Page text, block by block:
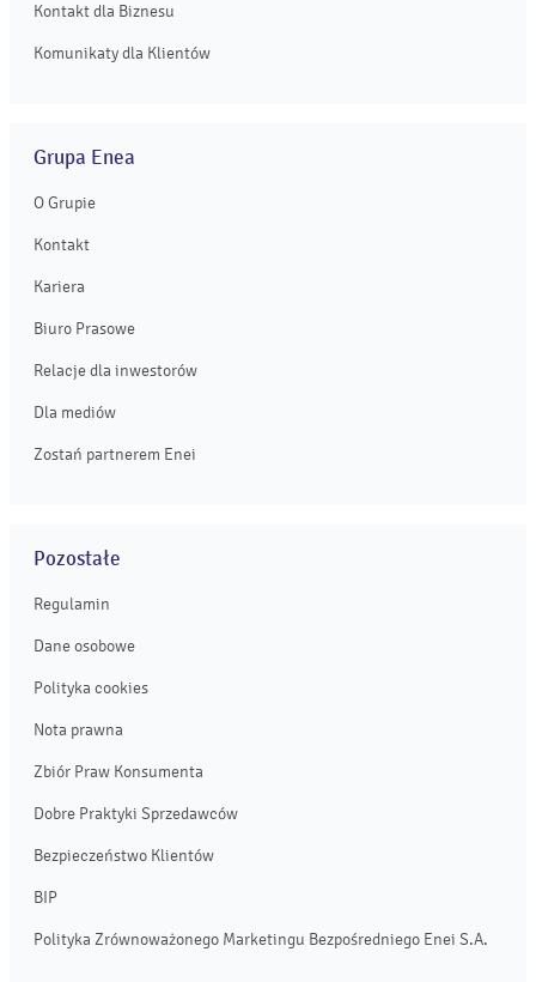
Kontakt dla Biznesu
Komunikaty dla Klientów
Grupa Enea
O Grupie
Kontakt
Kariera
Biuro Prasowe
Relacje dla inwestorów
Dla mediów
Zostań partnerem Enei
Pozostałe
Regulamin
Dane osobowe
Polityka cookies
Nota prawna
Zbiór Praw Konsumenta
Dobre Praktyki Sprzedawców
Bezpieczeństwo Klientów
BIP
Polityka Zrównoważonego Marketingu Bezpośredniego Enei S.A.